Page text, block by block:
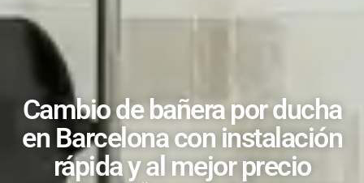
Cambio de bañera por ducha
en Barcelona con instalación
rápida y al mejor precio